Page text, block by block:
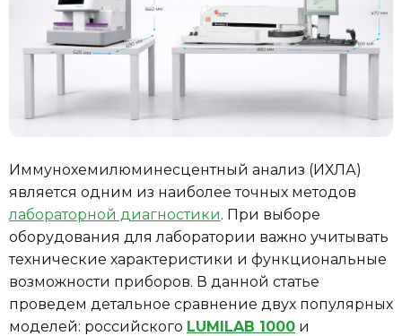
Иммунохемилюминесцентный анализ (ИХЛА)
является одним из наиболее точных методов
лабораторной диагностики. При выборе
оборудования для лаборатории важно учитывать
технические характеристики и функциональные
возможности приборов. В данной статье
проведем детальное сравнение двух популярных
моделей: российского LUMILAB 1000 и